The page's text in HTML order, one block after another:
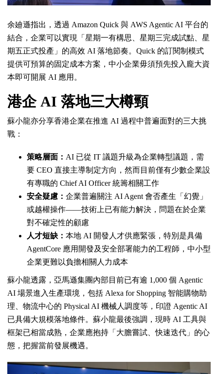
余廸遜指出，透過 Amazon Quick 與 AWS Agentic AI 平台的
結合，企業可以實現「星期一有構思、星期三完成試點、星
期五正式投產」的高效 AI 落地節奏。Quick 的訂閱制模式
提供可預算的固定成本方案，中小企業毋須預先投入龐大資
本即可開展 AI 應用。
港企 AI 落地三大樽頸
蘇小龍亦分享香港企業在推進 AI 過程中普遍面對的三大挑
戰：
策略層面： AI 已從 IT 議題升級為企業轉型議題，需
要 CEO 直接主導制定方向，然而目前僅有少數企業設
有專職的 Chief AI Officer 統籌相關工作
安全疑慮： 企業普遍關注 AI Agent 會否產生「幻覺」
或越權操作——技術上已有能力解決，問題在於企業
對不確定性的顧慮
人才短缺： 本地 AI 開發人才供應緊張，特別是具備
AgentCore 應用開發及安全部署能力的工程師，中小型
企業更難以負擔相關人力成本
蘇小龍透露，亞馬遜集團內部目前已有逾 1,000 個 Agentic
AI 場景進入生產環境，包括 Alexa for Shopping 智能購物助
理、物流中心的 Physical AI 機械人調度等，印證 Agentic AI
已具備大規模落地條件。蘇小龍最後強調，現時 AI 工具與
框架已相當成熟，企業應抱持「大膽嘗試、快速迭代」的心
態，把握當前發展機遇。